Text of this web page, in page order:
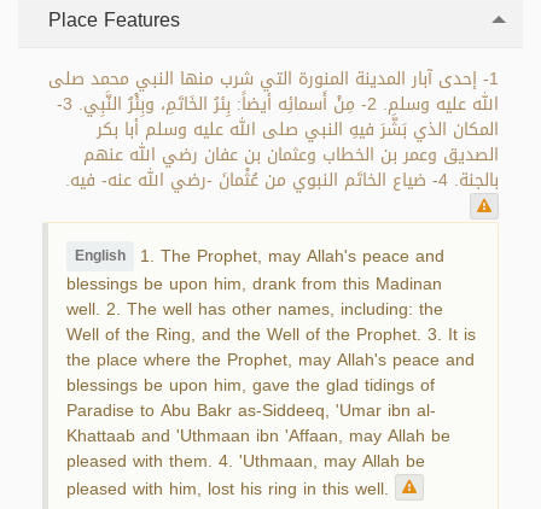
Place Features
1- إحدى آبار المدينة المنورة التي شرب منها النبي محمد صلى
الله عليه وسلم. 2- مِنْ أَسمائِه أيضاً: بِئرُ الخَاتَمِ، وبِئْرُ النَّبِي. 3-
المكان الذي بَشَّرَ فيهِ النبي صلى الله عليه وسلم أبا بكر
الصديق وعمر بن الخطاب وعثمان بن عفان رضي الله عنهم
بالجنة. 4- ضياع الخاتَم النبوي من عُثْمانَ -رضي الله عنه- فيه.
English 1. The Prophet, may Allah's peace and
blessings be upon him, drank from this Madinan
well. 2. The well has other names, including: the
Well of the Ring, and the Well of the Prophet. 3. It is
the place where the Prophet, may Allah's peace and
blessings be upon him, gave the glad tidings of
Paradise to Abu Bakr as-Siddeeq, 'Umar ibn al-
Khattaab and 'Uthmaan ibn 'Affaan, may Allah be
pleased with them. 4. 'Uthmaan, may Allah be
pleased with him, lost his ring in this well.